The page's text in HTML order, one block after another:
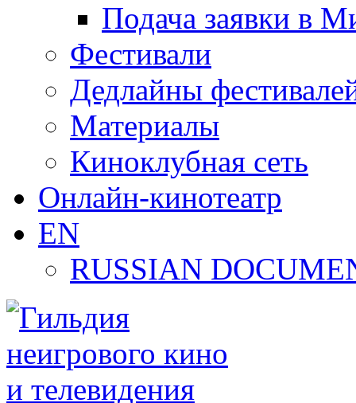
Подача заявки в
Фестивали
Дедлайны
Материалы
Киноклубная сеть
Онлайн-кинотеатр
EN
RUSSIAN